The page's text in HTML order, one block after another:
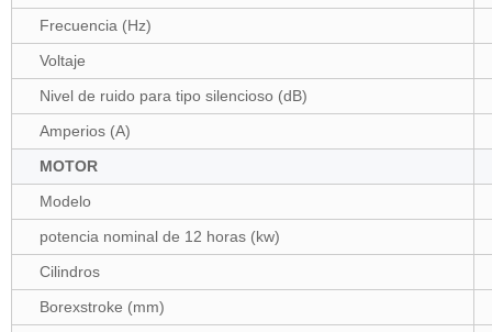
Frecuencia (Hz)
Voltaje
Nivel de ruido para tipo silencioso (dB)
Amperios (A)
MOTOR
Modelo
potencia nominal de 12 horas (kw)
Cilindros
Borexstroke (mm)